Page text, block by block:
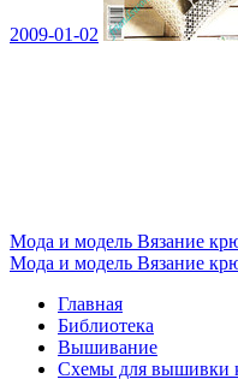
2009-01-02
Мода и модель Вязание
Мода и модель Вязание
Главная
Библиотека
Вышивание
Схемы для вышивки